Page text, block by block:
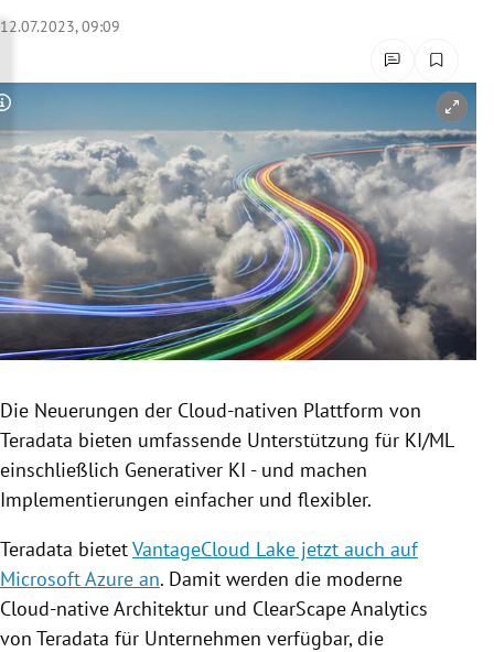
Untermenü
Untermenü
Untermenü
Untermenü
Untermenü
Untermenü
Untermenü
12.07.2023, 09:09
Copyright-Hinweis öffnen/schließen
Die Neuerungen der Cloud-nativen Plattform von
Teradata bieten umfassende Unterstützung für KI/ML
einschließlich Generativer KI - und machen
Implementierungen einfacher und flexibler.
Teradata bietetVantageCloud Lake jetzt auch auf
Microsoft Azure an. Damit werden die moderne
Cloud-native Architektur und ClearScape Analytics
von Teradata für Unternehmen verfügbar, die